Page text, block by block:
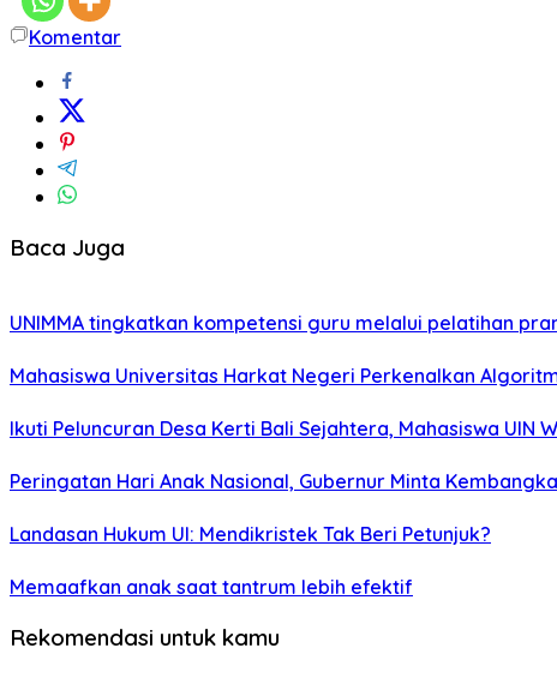
Komentar
Baca Juga
UNIMMA tingkatkan kompetensi guru melalui pelatihan
Mahasiswa Universitas Harkat Negeri Perkenalkan
Ikuti Peluncuran Desa Kerti Bali Sejahtera, Mahasiswa UIN
Peringatan Hari Anak Nasional, Gubernur Minta
Landasan Hukum UI: Mendikristek Tak Beri Petunjuk?
Memaafkan anak saat tantrum lebih efektif
Rekomendasi untuk kamu